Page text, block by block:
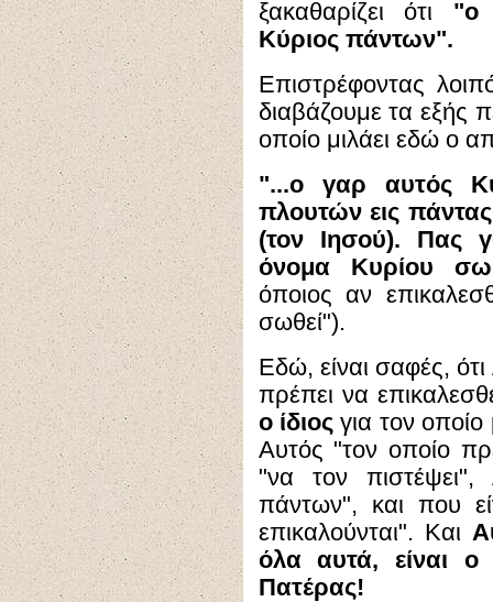
ξακαθαρίζει ότι "ο
Κύριος πάντων".
Επιστρέφοντας
διαβάζουμε τα εξής
οποίο μιλάει εδώ ο
"...ο γαρ αυτός
πλουτών εις
(τον Ιησού). Πας
όνομα Κυρίου
όποιος αν
σωθεί").
Εδώ, είναι σαφές,
πρέπει να
ο ίδιοςγια τον
Αυτός "τον οποίο
"να τον
πάντων", και που
επικαλούνται". Και
όλα αυτά, είναι ο
Πατέρας!